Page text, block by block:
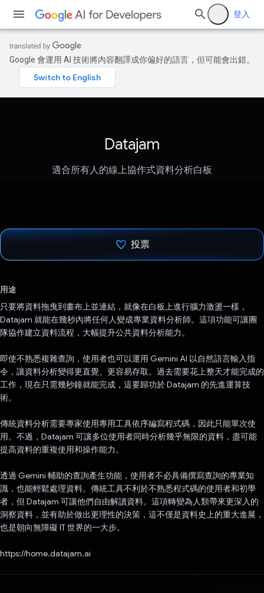
登入
Google 會運用 AI 技術將內容翻譯成你偏好的語言，但可能會出錯。
Datajam
適合所有人的線上協作式資料分析白板
投票
用途
只要將資料拖曳到畫布上並連結，就像在白板上進行腦力激盪一樣，
Datajam 就能在幾秒內將任何人變成專業資料分析師。這項功能可讓團
隊協作建立資料流程，大幅提升公共資料分析能力。
即使不熟悉複雜查詢，使用者也可以運用 Gemini AI 以自然語言輸入指
令，讓資料分析變得更直覺、更容易存取。過去需要花上整天才能完成的
工作，現在只需幾秒鐘就能完成，這要歸功於 Datajam 的先進運算技
術。
傳統資料分析需要專家使用專用工具依序編寫程式碼，因此只能單次使
用。不過，Datajam 可讓多位使用者同時分析幾乎無限的資料，盡可能
提高資料的重複使用和操作能力。
透過 Gemini 輔助的查詢產生功能，使用者不必具備撰寫查詢的專業知
識，也能輕鬆處理資料。傳統工具不利於不熟悉程式碼的使用者和初學
者，但 Datajam 可讓他們自由解讀資料。這項轉變為人類帶來更深入的
洞察資料，並有助於做出更理性的決策，這不僅是資料史上的重大進展，
也是朝向無障礙 IT 世界的一大步。
https://home.datajam.ai